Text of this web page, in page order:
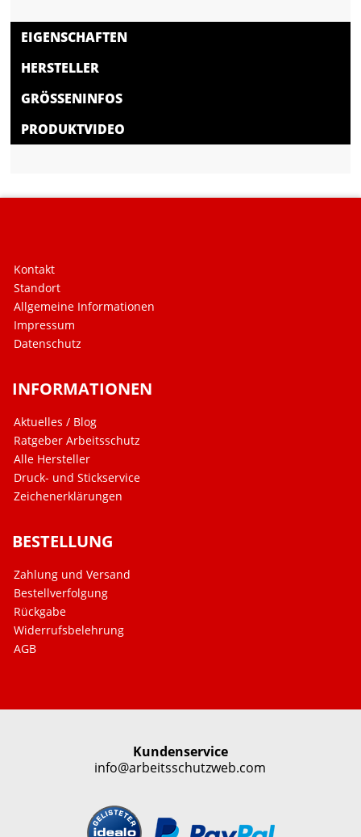
EIGENSCHAFTEN
HERSTELLER
GRÖSSENINFOS
PRODUKTVIDEO
Kontakt
Standort
Allgemeine Informationen
Impressum
Datenschutz
INFORMATIONEN
Aktuelles / Blog
Ratgeber Arbeitsschutz
Alle Hersteller
Druck- und Stickservice
Zeichenerklärungen
BESTELLUNG
Zahlung und Versand
Bestellverfolgung
Rückgabe
Widerrufsbelehrung
AGB
Kundenservice
info@arbeitsschutzweb.com